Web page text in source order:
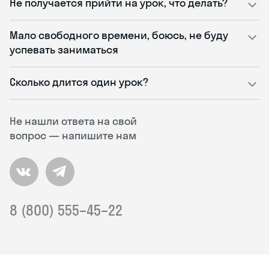
Не нашли ответа на свой
вопрос — напишите нам
8 (800) 555–45–22
Мало свободного времени, боюсь, не буду
успевать заниматься
Сколько длится один урок?